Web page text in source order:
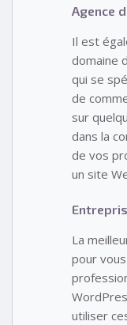
Agence
Il est
domaine
qui se
de
sur
dans la
de vos
un site
La
pour
utiliser